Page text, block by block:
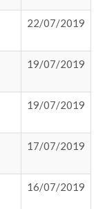
22/07/2019
19/07/2019
19/07/2019
17/07/2019
16/07/2019